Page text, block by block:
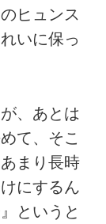
ヒュンス
いに保っ
、あとは
て、そこ
まり長時
にするん
というと